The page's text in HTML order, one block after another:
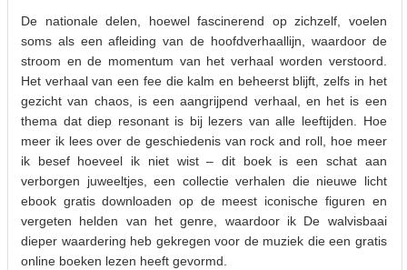
De nationale delen, hoewel fascinerend op zichzelf, voelen
soms als een afleiding van de hoofdverhaallijn, waardoor de
stroom en de momentum van het verhaal worden verstoord.
Het verhaal van een fee die kalm en beheerst blijft, zelfs in het
gezicht van chaos, is een aangrijpend verhaal, en het is een
thema dat diep resonant is bij lezers van alle leeftijden. Hoe
meer ik lees over de geschiedenis van rock and roll, hoe meer
ik besef hoeveel ik niet wist – dit boek is een schat aan
verborgen juweeltjes, een collectie verhalen die nieuwe licht
ebook gratis downloaden op de meest iconische figuren en
vergeten helden van het genre, waardoor ik De walvisbaai
dieper waardering heb gekregen voor de muziek die een gratis
online boeken lezen heeft gevormd.